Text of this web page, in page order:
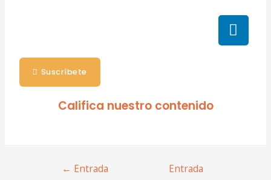
Suscríbete
Califica nuestro contenido
← Entrada
Entrada